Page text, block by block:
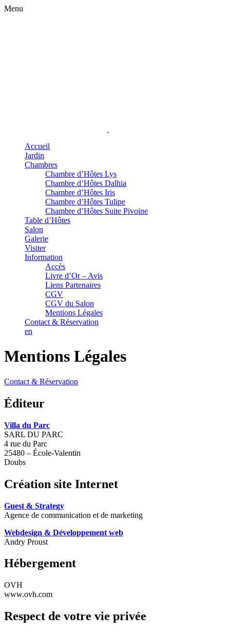
Menu
Accueil
Jardin
Chambres
Chambre d’Hôtes Lys
Chambre d’Hôtes Dalhia
Chambre d’Hôtes Iris
Chambre d’Hôtes Tulipe
Chambre d’Hôtes Suite Pivoine
Table d’Hôtes
Salon
Galerie
Visiter
Information
Accès
Livre d’Or – Avis
Liens Partenaires
CGV
CGV du Salon
Mentions Légales
Contact & Réservation
en
Mentions Légales
Contact & Réservation
Éditeur
Villa du Parc
SARL DU PARC
4 rue du Parc
25480 – École-Valentin
Doubs
Création site Internet
Guest & Strategy
Agence de communication et de marketing
Webdesign & Développement web
Andry Proust
Hébergement
OVH
www.ovh.com
Respect de votre vie privée